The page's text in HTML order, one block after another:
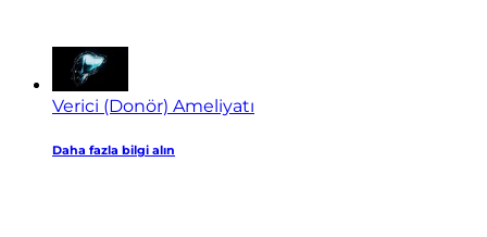
Verici (Donör) Ameliyatı
Daha fazla bilgi alın